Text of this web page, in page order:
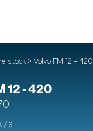
12 - 420
/ 3
stock > Volvo FM 12 - 420